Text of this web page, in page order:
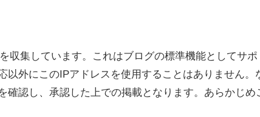
収集しています。これはブログの標準機能としてサポ
以外にこのIPアドレスを使用することはありません。
確認し、承認した上での掲載となります。あらかじめ